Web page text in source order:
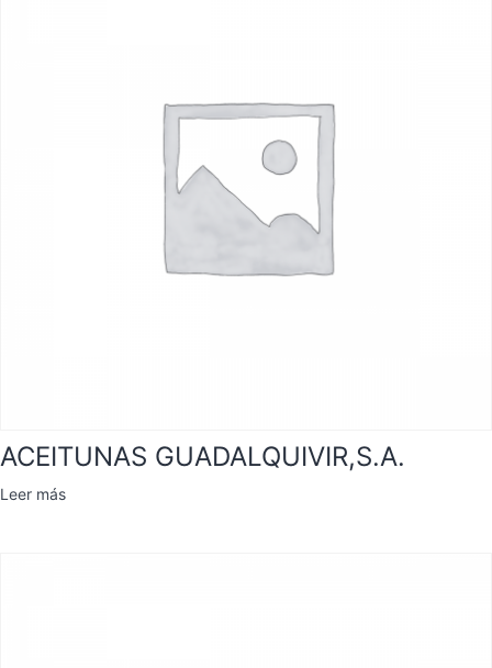
ACEITUNAS GUADALQUIVIR,S.A.
Leer más